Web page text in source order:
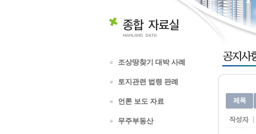
조상땅찾기 대박 사례
토지관련 법령 판례
언론 보도 자료
무주부동산